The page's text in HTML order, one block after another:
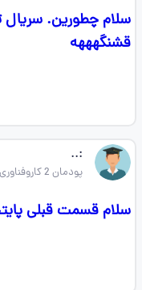
سلام چطورین. سریال
قشنگهههه
‌:..
پودمان 2 کاروفناوری نهم
سلام قسمت قبلی